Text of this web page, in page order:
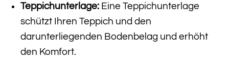
Teppichunterlage:Eine Teppichunterlage
schützt Ihren Teppich und den
darunterliegenden Bodenbelag und erhöht
den Komfort.